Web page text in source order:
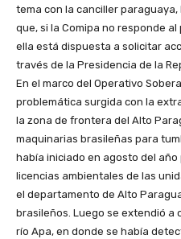
tema con la canciller
que, si la Comipa no responde
ella está dispuesta a solicitar
través de la Presidencia de la
En el marco del Operativo
problemática surgida con la
la zona de frontera del Alto
maquinarias brasileñas para
había iniciado en agosto del
licencias ambientales de las
el departamento de Alto
brasileños. Luego se extendió a
río Apa, en donde se había